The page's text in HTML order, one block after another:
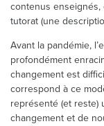
contenus enseignés,
tutorat (une
Avant la pandémie,
profondément
changement est
correspond à ce
représenté (et reste)
changement et de